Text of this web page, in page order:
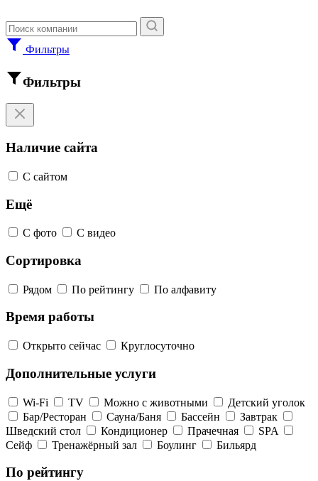
Фильтры
Фильтры
Наличие сайта
С сайтом
Ещё
С фото С видео
Сортировка
Рядом По рейтингу По алфавиту
Время работы
Открыто сейчас Круглосуточно
Дополнительные услуги
Wi-Fi TV Можно с животными
Детский уголок
Бар/Ресторан
Сауна/Баня Бассейн
Завтрак
Шведский стол
Кондиционер Прачечная
SPA
Сейф
Тренажёрный зал Боулинг Бильярд
По рейтингу